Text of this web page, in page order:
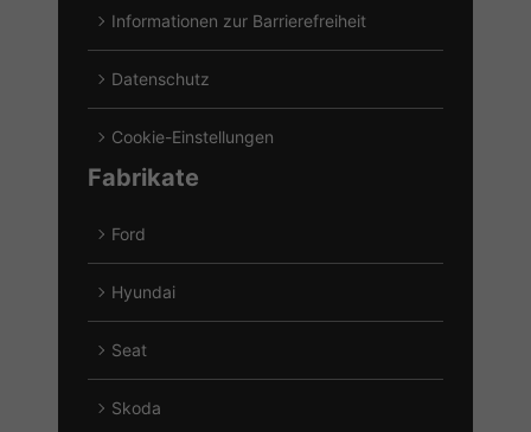
Informationen zur Barrierefreiheit
Datenschutz
Cookie-Einstellungen
Fabrikate
Ford
anzeigen
Hyundai
anzeigen
Seat
Skoda